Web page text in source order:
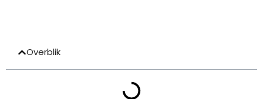
Overblik